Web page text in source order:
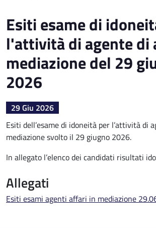
Esiti esame di
l'attività di agente di
mediazione del 29
2026
29 Giu 2026
Esiti dell’esame di idoneità per l’attività di
mediazione svolto il 29 giugno 2026.
In allegato l’elenco dei candidati risultati
Allegati
Esiti esami agenti affari in mediazione